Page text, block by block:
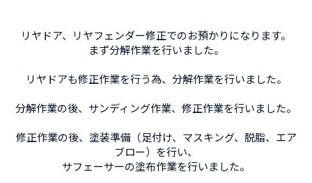
リヤドア、リヤフェンダー修正でのお預かりになります。
まず分解作業を行いました。
リヤドアも修正作業を行う為、分解作業を行いました。
分解作業の後、サンディング作業、修正作業を行いました。
修正作業の後、塗装準備（足付け、マスキング、脱脂、エア
ブロー）を行い、
サフェーサーの塗布作業を行いました。